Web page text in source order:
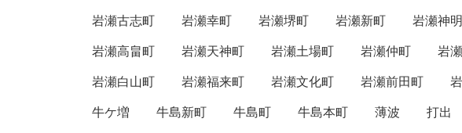
岩瀬古志町
岩瀬幸町 岩瀬堺町 岩瀬新町 岩瀬神
岩瀬高畠町
岩瀬天神町 岩瀬土場町 岩瀬仲町 岩
岩瀬白山町
岩瀬福来町 岩瀬文化町 岩瀬前田町
牛ケ増
牛島新町 牛島町 牛島本町 薄波 打出